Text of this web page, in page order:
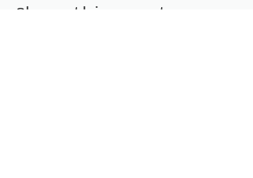
Share this event